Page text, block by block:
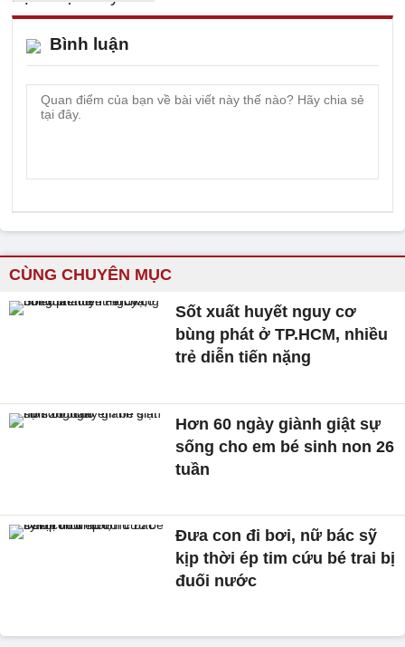
Bình luận
CÙNG CHUYÊN MỤC
Sốt xuất huyết nguy cơ
bùng phát ở TP.HCM, nhiều
trẻ diễn tiến nặng
Hơn 60 ngày giành giật sự
sống cho em bé sinh non 26
tuần
Đưa con đi bơi, nữ bác sỹ
kịp thời ép tim cứu bé trai bị
đuối nước